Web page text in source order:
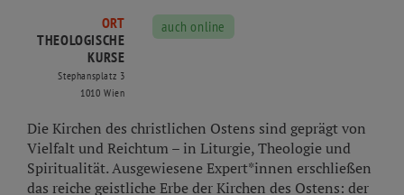
ORT
THEOLOGISCHE
KURSE
Stephansplatz 3
1010 Wien
auch online
Die Kirchen des christlichen Ostens sind geprägt von
Vielfalt und Reichtum – in Liturgie, Theologie und
Spiritualität. Ausgewiesene Expert*innen erschließen
das reiche geistliche Erbe der Kirchen des Ostens: der